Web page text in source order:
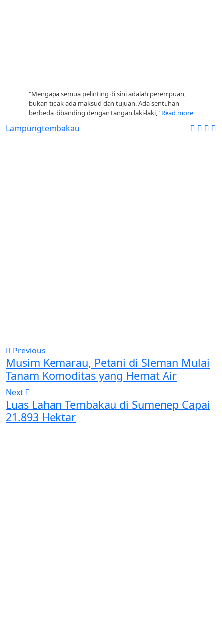
"Mengapa semua pelinting di sini adalah perempuan,
bukan tidak ada maksud dan tujuan. Ada sentuhan
berbeda dibanding dengan tangan laki-laki," Read more
Lampungtembakau
Previous
Musim Kemarau, Petani di Sleman Mulai
Tanam Komoditas yang Hemat Air
Next
Luas Lahan Tembakau di Sumenep Capai
21.893 Hektar